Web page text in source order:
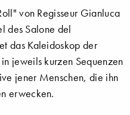
von Regisseur Gianluca
des Salone del
das Kaleidoskop der
jeweils kurzen Sequenzen
jener Menschen, die ihn
erwecken.